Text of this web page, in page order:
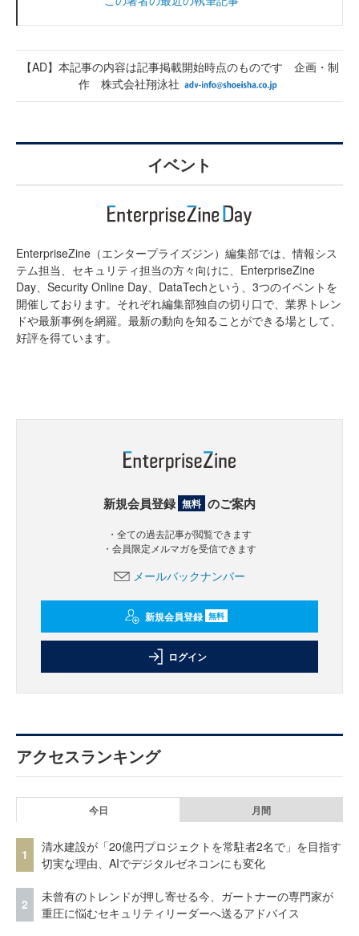
【AD】本記事の内容は記事掲載開始時点のものです 企画・制
作 株式会社翔泳社
イベント
EnterpriseZine（エンタープライズジン）編集部では、情報シス
テム担当、セキュリティ担当の方々向けに、EnterpriseZine
Day、Security Online Day、DataTechという、3つのイベントを
開催しております。それぞれ編集部独自の切り口で、業界トレン
ドや最新事例を網羅。最新の動向を知ることができる場として、
好評を得ています。
新規会員登録 無料 のご案内
・全ての過去記事が閲覧できます
・会員限定メルマガを受信できます
メールバックナンバー
新規会員登録 無料
ログイン
アクセスランキング
今日 月間
1
清水建設が「20億円プロジェクトを常駐者2名で」を目指す
切実な理由、AIでデジタルゼネコンにも変化
2
未曾有のトレンドが押し寄せる今、ガートナーの専門家が
重圧に悩むセキュリティリーダーへ送るアドバイス